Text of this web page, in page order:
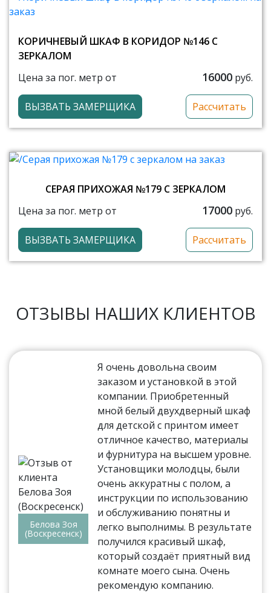
КОРИЧНЕВЫЙ ШКАФ В КОРИДОР №146 С
ЗЕРКАЛОМ
Цена за пог. метр от
16000 руб.
ВЫЗВАТЬ ЗАМЕРЩИКА Рассчитать
СЕРАЯ ПРИХОЖАЯ №179 С ЗЕРКАЛОМ
Цена за пог. метр от
17000 руб.
ВЫЗВАТЬ ЗАМЕРЩИКА Рассчитать
ОТЗЫВЫ НАШИХ КЛИЕНТОВ
Белова Зоя
(Воскресенск)
Я очень довольна своим
заказом и установкой в этой
компании. Приобретенный
мной белый двухдверный шкаф
для детской с принтом имеет
отличное качество, материалы
и фурнитура на высшем уровне.
Установщики молодцы, были
очень аккуратны с полом, а
инструкции по использованию
и обслуживанию понятны и
легко выполнимы. В результате
получился красивый шкаф,
который создаёт приятный вид
комнате моего сына. Очень
рекомендую компанию.